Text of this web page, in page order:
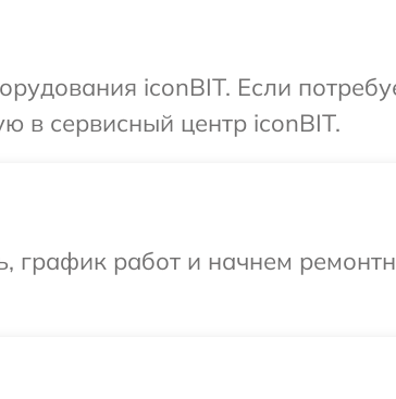
iconBIT. Если
в сервисный центр iconBIT.
график работ и начнем